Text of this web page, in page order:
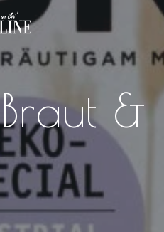
Braut